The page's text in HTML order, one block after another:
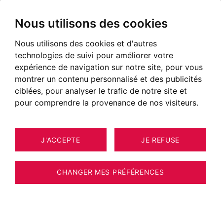
Nous utilisons des cookies
Nous utilisons des cookies et d'autres
technologies de suivi pour améliorer votre
expérience de navigation sur notre site, pour vous
montrer un contenu personnalisé et des publicités
ciblées, pour analyser le trafic de notre site et
pour comprendre la provenance de nos visiteurs.
J'ACCEPTE JE REFUSE
CHANGER MES PRÉFÉRENCES
Combloux, station village face
au Mont Blanc